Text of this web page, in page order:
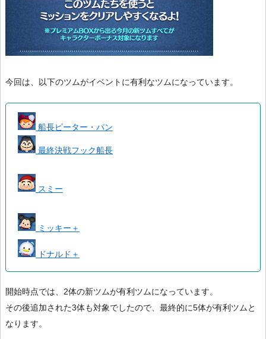
今回は、以下のツムがイベントに有利なツムになっています。
船長ピーター・パン
最終決戦フック船長
スミー
ミッキー＋
ドナルド＋
開始時点では、2体の新ツムが有利ツムになっています。
その後追加された3体も対象でしたので、最終的に5体が有利ツムと
なります。